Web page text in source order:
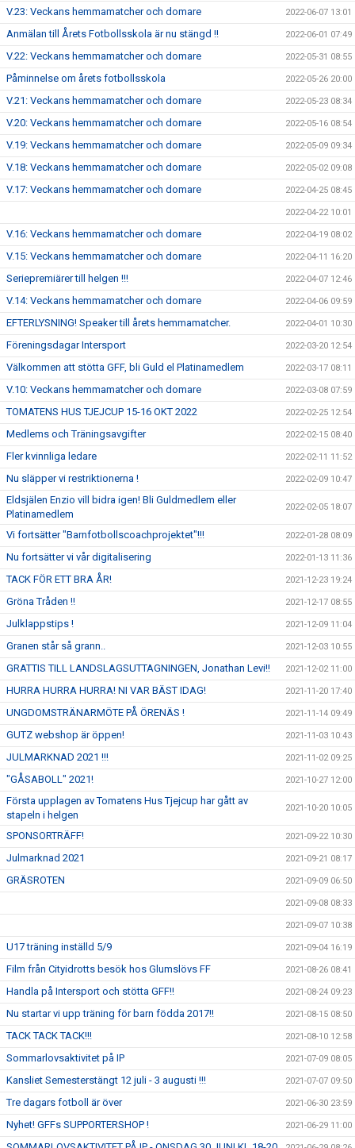
V.23: Veckans hemmamatcher och domare 2022-06-07 13:01
Anmälan till Årets Fotbollsskola är nu stängd !! 2022-06-01 07:49
V.22: Veckans hemmamatcher och domare 2022-05-31 08:55
Påminnelse om årets fotbollsskola 2022-05-26 20:00
V.21: Veckans hemmamatcher och domare 2022-05-23 08:34
V.20: Veckans hemmamatcher och domare 2022-05-16 08:54
V.19: Veckans hemmamatcher och domare 2022-05-09 09:34
V.18: Veckans hemmamatcher och domare 2022-05-02 09:08
V.17: Veckans hemmamatcher och domare 2022-04-25 08:45
2022-04-22 10:01
V.16: Veckans hemmamatcher och domare 2022-04-19 08:02
V.15: Veckans hemmamatcher och domare 2022-04-11 16:20
Seriepremiärer till helgen !!! 2022-04-07 12:46
V.14: Veckans hemmamatcher och domare 2022-04-06 09:59
EFTERLYSNING! Speaker till årets hemmamatcher. 2022-04-01 10:30
Föreningsdagar Intersport 2022-03-20 12:54
Välkommen att stötta GFF, bli Guld el Platinamedlem 2022-03-17 08:11
V.10: Veckans hemmamatcher och domare 2022-03-08 07:59
TOMATENS HUS TJEJCUP 15-16 OKT 2022 2022-02-25 12:54
Medlems och Träningsavgifter 2022-02-15 08:40
Fler kvinnliga ledare 2022-02-11 11:52
Nu släpper vi restriktionerna ! 2022-02-09 10:47
Eldsjälen Enzio vill bidra igen! Bli Guldmedlem eller
Platinamedlem
2022-02-05 18:07
Vi fortsätter "Barnfotbollscoachprojektet"!!! 2022-01-28 08:09
Nu fortsätter vi vår digitalisering 2022-01-13 11:36
TACK FÖR ETT BRA ÅR! 2021-12-23 19:24
Gröna Tråden !! 2021-12-17 08:55
Julklappstips ! 2021-12-09 11:04
Granen står så grann.. 2021-12-03 10:55
GRATTIS TILL LANDSLAGSUTTAGNINGEN, Jonathan Levi!! 2021-12-02 11:00
HURRA HURRA HURRA! NI VAR BÄST IDAG! 2021-11-20 17:40
UNGDOMSTRÄNARMÖTE PÅ ÖRENÄS ! 2021-11-14 09:49
GUTZ webshop är öppen! 2021-11-03 10:43
JULMARKNAD 2021 !!! 2021-11-02 09:25
"GÅSABOLL" 2021! 2021-10-27 12:00
Första upplagen av Tomatens Hus Tjejcup har gått av
stapeln i helgen
2021-10-20 10:05
SPONSORTRÄFF! 2021-09-22 10:30
Julmarknad 2021 2021-09-21 08:17
GRÄSROTEN 2021-09-09 06:50
2021-09-08 08:33
2021-09-07 10:38
U17 träning inställd 5/9 2021-09-04 16:19
Film från Cityidrotts besök hos Glumslövs FF 2021-08-26 08:41
Handla på Intersport och stötta GFF!! 2021-08-24 09:23
Nu startar vi upp träning för barn födda 2017!! 2021-08-15 08:50
TACK TACK TACK!!! 2021-08-10 12:58
Sommarlovsaktivitet på IP 2021-07-09 08:05
Kansliet Semesterstängt 12 juli - 3 augusti !!! 2021-07-07 09:50
Tre dagars fotboll är över 2021-06-30 23:59
Nyhet! GFFs SUPPORTERSHOP ! 2021-06-29 11:00